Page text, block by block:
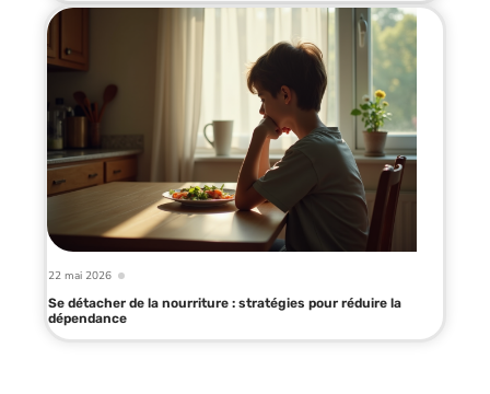
22 mai 2026
Se détacher de la nourriture : stratégies pour réduire la
dépendance